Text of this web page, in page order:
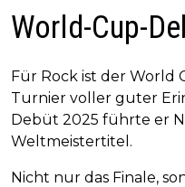
World-Cup-
Für Rock ist der World
Turnier voller guter
Debüt 2025 führte er
Weltmeistertitel.
Nicht nur das Finale,